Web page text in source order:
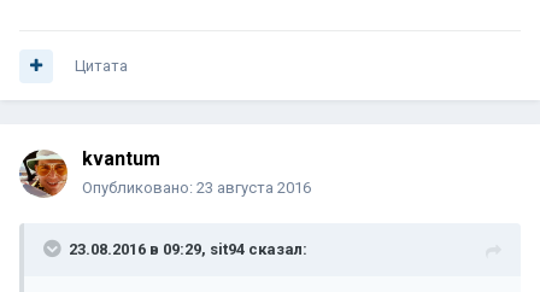
Цитата
kvantum
Опубликовано: 23 августа 2016
23.08.2016 в 09:29, sit94 сказал: